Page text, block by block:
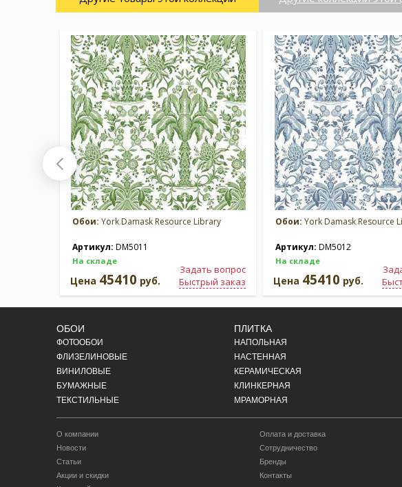
Обои: York Damask Resource Library
Артикул: DM5011
На складе
Задать вопрос
Быстрый заказ
Цена 45410 руб.
Обои: York Damask Resource
Артикул: DM5012
На складе
Цена 45410 руб.
ОБОИ
ФОТООБОИ
ФЛИЗЕЛИНОВЫЕ
ВИНИЛОВЫЕ
БУМАЖНЫЕ
ТЕКСТИЛЬНЫЕ
ПЛИТКА
НАПОЛЬНАЯ
НАСТЕННАЯ
КЕРАМИЧЕСКАЯ
КЛИНКЕРНАЯ
МРАМОРНАЯ
О компании
Новости
Статьи
Акции и скидки
Оплата и доставка
Сотрудничество
Бренды
Контакты